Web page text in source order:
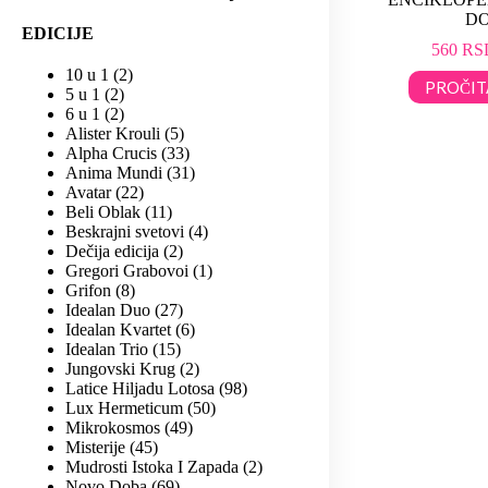
560
EDICIJE
10 u 1
2
5 u 1
2
6 u 1
2
Alister Krouli
5
Alpha Crucis 33
Anima Mundi 31
Avatar 22
Beli Oblak 11
Beskrajni svetovi 4
Dečija edicija
2
Gregori Grabovoi
1
Grifon 8
Idealan Duo 27
Idealan Kvartet 6
Idealan Trio 15
Jungovski Krug 2
Latice Hiljadu Lotosa 98
Lux Hermeticum 50
Mikrokosmos 49
Misterije 45
Mudrosti Istoka I Zapada
2